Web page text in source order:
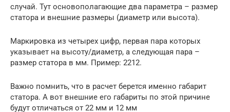
случай. Тут основополагающие два параметра – размер
статора и внешние размеры (диаметр или высота).
Маркировка из четырех цифр, первая пара которых
указывает на высоту/диаметр, а следующая пара –
размер статора в мм. Пример: 2212.
Важно помнить, что в расчет берется именно габарит
статора. А вот внешние его габариты по этой причине
будут отличаться от 22 мм и 12 мм